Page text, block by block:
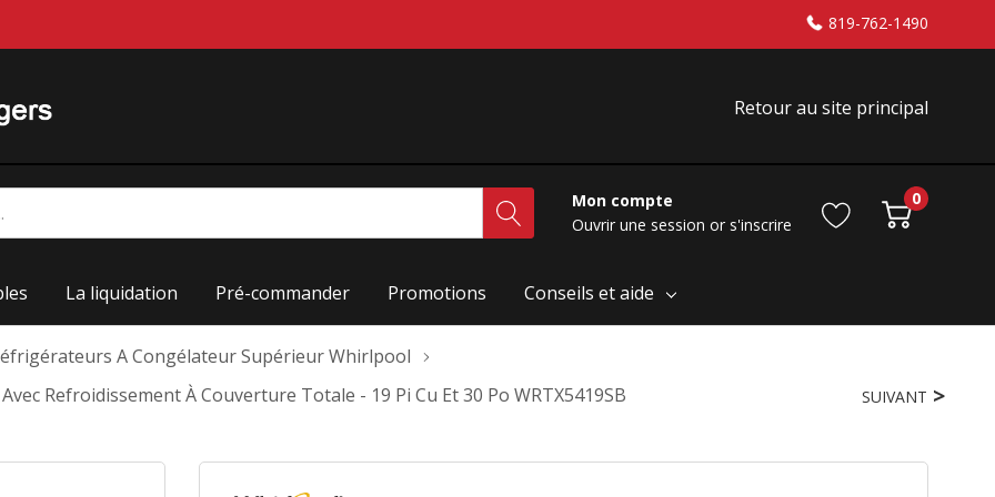
819-762-1490
Retour au site principal
Mon compte
Ouvrir une session or s'inscrire
0
La liquidation Pré-commander Promotions Conseils et aide
A Congélateur Supérieur Whirlpool
Refroidissement À Couverture Totale - 19 Pi Cu Et 30 Po WRTX5419SB
SUIVANT